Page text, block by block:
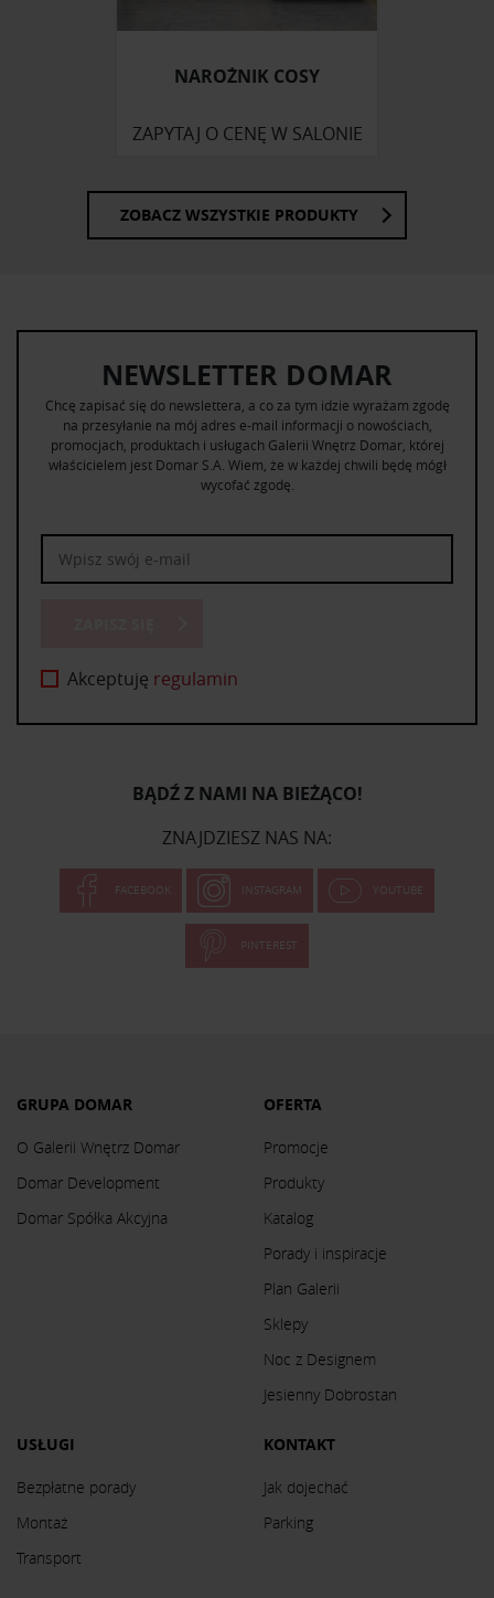
NAROŻNIK COSY
ZAPYTAJ O CENĘ W SALONIE
ZOBACZ WSZYSTKIE PRODUKTY
NEWSLETTER DOMAR
Chcę zapisać się do newslettera, a co za tym idzie wyrażam zgodę
na przesyłanie na mój adres e-mail informacji o nowościach,
promocjach, produktach i usługach Galerii Wnętrz Domar, której
właścicielem jest Domar S.A. Wiem, że w każdej chwili będę mógł
wycofać zgodę.
Akceptuję regulamin
BĄDŹ Z NAMI NA BIEŻĄCO!
ZNAJDZIESZ NAS NA:
FACEBOOK INSTAGRAM YOUTUBE
PINTEREST
GRUPA DOMAR
O Galerii Wnętrz Domar
Domar Development
Domar Spółka Akcyjna
OFERTA
Promocje
Produkty
Katalog
Porady i inspiracje
Plan Galerii
Sklepy
Noc z Designem
Jesienny Dobrostan
USŁUGI
Bezpłatne porady
Montaż
Transport
KONTAKT
Jak dojechać
Parking